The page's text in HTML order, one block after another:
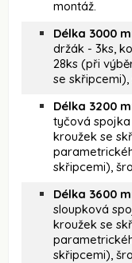
montáž.
Délka 3000
držák - 3ks,
28ks (při
se
Délka 3200
tyčová spojka
kroužek se
skřipcemi),
Délka 3600
sloupková
kroužek se
skřipcemi),